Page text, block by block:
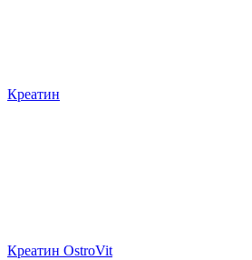
Креатин
Креатин OstroVit